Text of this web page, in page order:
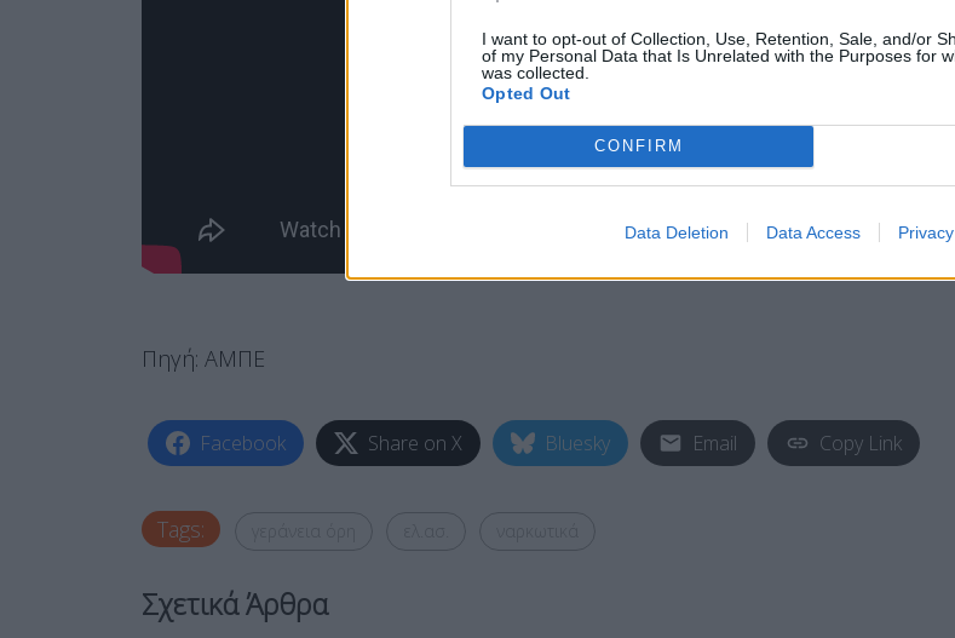
I want to opt-out of Collection, Use, Retention, Sale, and/or
of my Personal Data that Is Unrelated with the Purposes for
was collected.
Opted Out
CONFIRM
Data Deletion Data Access
Πηγή: ΑΜΠΕ
Facebook Share on X Bluesky Email Copy Link
Tags:
Σχετικά Άρθρα